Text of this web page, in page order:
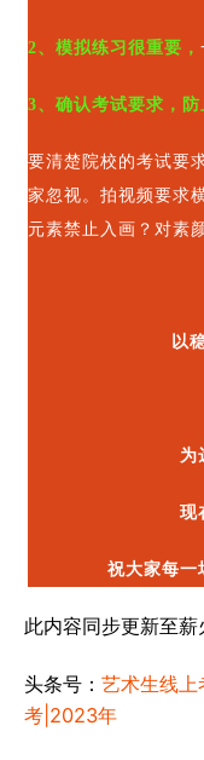
2、模拟练习很重要，
3、确认考试要求，防
要清楚院校的考试要
家忽视。拍视频要求
元素禁止入画？对素
以
为
现
祝大家每一
此内容同步更新至
头条号： 艺术生线
考|2023年